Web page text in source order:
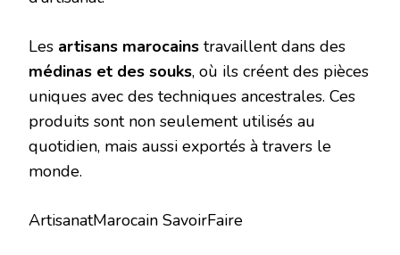
Les artisans marocains travaillent dans des
médinas et des souks, où ils créent des pièces
uniques avec des techniques ancestrales. Ces
produits sont non seulement utilisés au
quotidien, mais aussi exportés à travers le
monde.
ArtisanatMarocain SavoirFaire